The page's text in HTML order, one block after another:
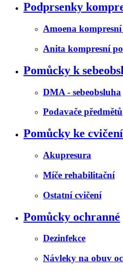
Podprsenky
Amoena
Anita kompresní
Pomůcky k
DMA - sebeobsluha
Podavače předmětů
Pomůcky ke cvičení
Akupresura
Míče rehabilitační
Ostatní cvičení
Pomůcky ochranné
Dezinfekce
Návleky na obuv